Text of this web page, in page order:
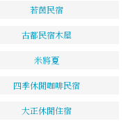
若茵民宿
古都民宿木屋
米將夏
四季休閒咖啡民宿
大正休閒住宿